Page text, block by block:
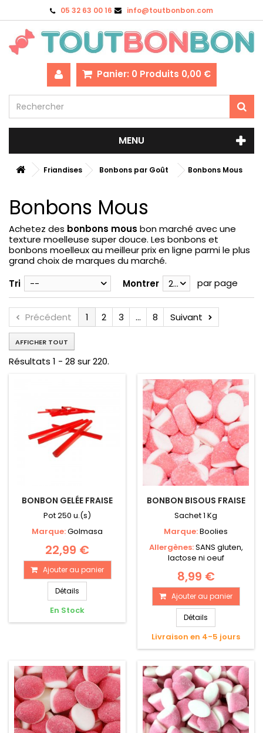
05 32 63 00 16 info@toutbonbon.com
Panier: 0 Produits 0,00 €
MENU
Friandises Bonbons par Goût Bonbons Mous
Bonbons Mous
Achetez des bonbons mous bon marché avec une
texture moelleuse super douce. Les bonbons et
bonbons moelleux au meilleur prix en ligne parmi le plus
grand choix de marques du marché.
Tri
-- Montrer 28 par page
Précédent 1 2 3 ... 8 Suivant
AFFICHER TOUT
Résultats 1 - 28 sur 220.
BONBON GELÉE FRAISE
Pot 250 u.(s)
Marque:Golmasa
22,99 €
Ajouter au panier
Détails
En Stock
BONBON BISOUS FRAISE
Sachet 1 Kg
Marque:Boolies
Allergènes:SANS gluten,
lactose ni oeuf
8,99 €
Ajouter au panier
Détails
Livraison en 4-5 jours